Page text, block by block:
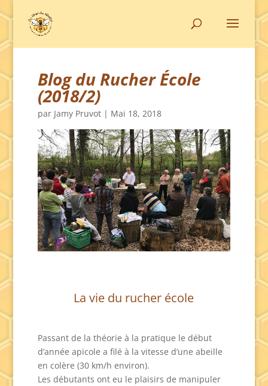
Blog du Rucher École
(2018/2)
par Jamy Pruvot| Mai 18, 2018
La vie du rucher école
Passant de la théorie à la pratique le début
d’année apicole a filé à la vitesse d’une abeille
en colère (30 km/h environ).
Les débutants ont eu le plaisirs de manipuler